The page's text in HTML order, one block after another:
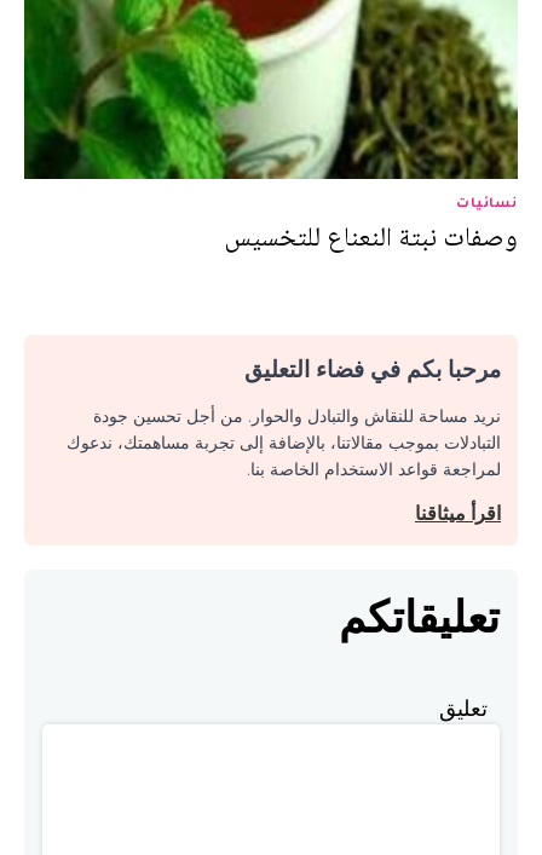
نسائيات
وصفات نبتة النعناع للتخسيس
مرحبا بكم في فضاء التعليق
نريد مساحة للنقاش والتبادل والحوار. من أجل تحسين جودة
التبادلات بموجب مقالاتنا، بالإضافة إلى تجربة مساهمتك، ندعوك
لمراجعة قواعد الاستخدام الخاصة بنا.
اقرأ ميثاقنا
تعليقاتكم
تعليق